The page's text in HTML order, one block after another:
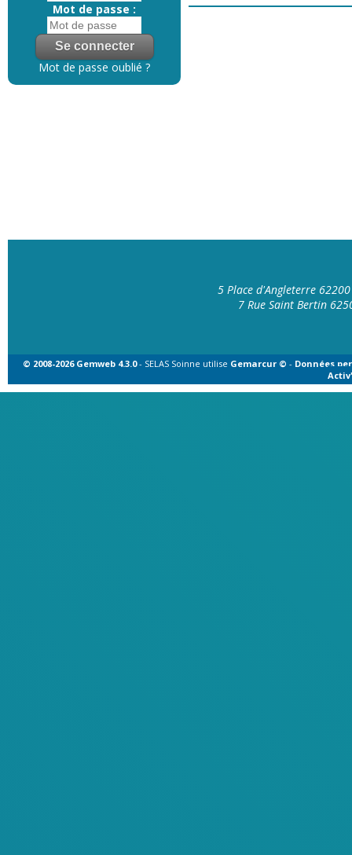
Mot de passe :
Mot de passe oublié ?
5 Place d'Angleterre
7 Rue Saint Bertin
© 2008-2026 Gemweb 4.3.0- SELAS Soinne utilise Gemarcur © - Données